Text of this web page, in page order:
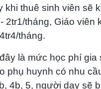
khi thuê sinh viên sẽ
2tr1/tháng, Giáo viên
tháng.
là mức học phí gia
phụ huynh có nhu
4b, 5, người dạy sẽ